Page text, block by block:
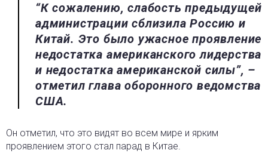
“К сожалению, слабость предыдущей
администрации сблизила Россию и
Китай. Это было ужасное проявление
недостатка американского лидерства
и недостатка американской силы”, –
отметил глава оборонного ведомства
США.
Он отметил, что это видят во всем мире и ярким
проявлением этого стал парад в Китае.